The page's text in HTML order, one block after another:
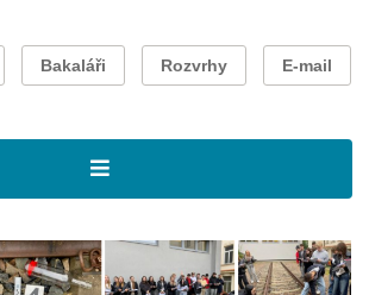
Bakaláři Rozvrhy E-mail